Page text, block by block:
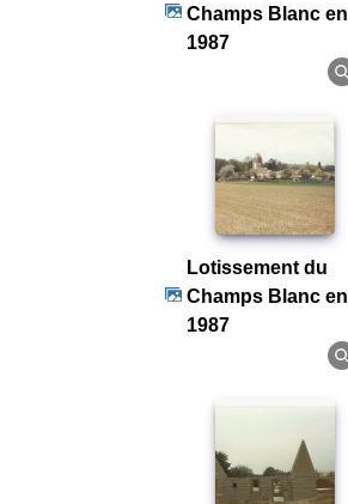
Champs Blanc en
1987
Lotissement du
Champs Blanc en
1987